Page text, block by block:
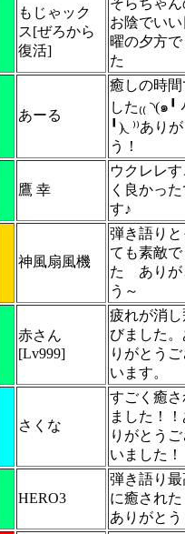
もじゃック
ス[ぜろから
復活]
そらちゃん
お陰でいい
曜の夕方で
た
あーる
癒しの時間
した₍₍ ◝(๑
╹)◟ ⁾⁾あり
う！
鷹 幸
ウクレレ
く良かっ
す♪
神風扇風機
弾き語りと
ても素敵で
た ありが
う～
赤さん
[Lv999]
疲れが消し
びました。
りがとう
います。
さくな
すごく癒さ
ました！
りがとう
いました！
HERO3
弾き語り最
に癒された
ありがとう